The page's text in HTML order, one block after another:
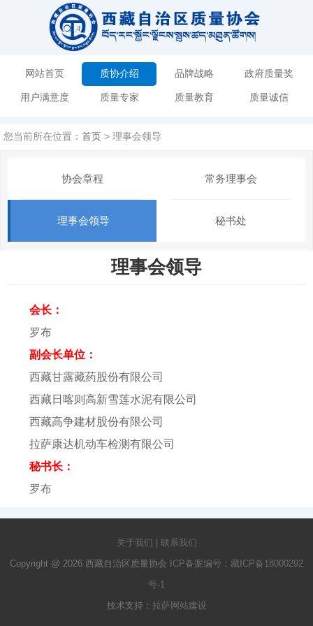
网站首页 质协介绍 品牌战略 政府质量奖
用户满意度 质量专家 质量教育 质量诚信
您当前所在位置： 首页 > 理事会领导
协会章程 常务理事会
理事会领导 秘书处
理事会领导
会长：
罗布
副会长单位：
西藏甘露藏药股份有限公司
西藏日喀则高新雪莲水泥有限公司
西藏高争建材股份有限公司
拉萨康达机动车检测有限公司
秘书长：
罗布
关于我们 | 联系我们
Copyright @ 2026 西藏自治区质量协会 ICP备案编号：藏ICP备18000292
号-1
技术支持： 拉萨网站建设